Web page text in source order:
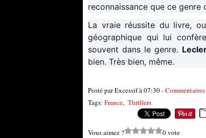
reconnaissance que ce genre
La vraie réussite du livre,
géographique qui lui
souvent dans le genre.
bien. Très bien, même.
Posté par Excessif à 07:30 -
Tags: France, Thrillers
Vous aimez ? 0 vote